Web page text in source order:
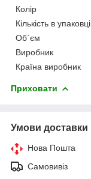
Колір
Кількість в упаковці
Об`єм
Виробник
Країна виробник
Приховати
Умови доставки
Нова Пошта
Самовивіз